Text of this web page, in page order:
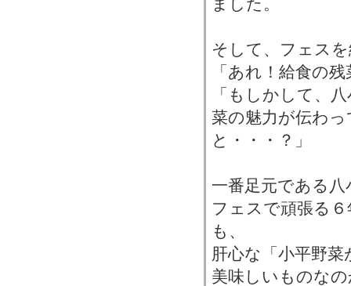
そして、フェス
「あれ！給食の
「もしかして、
菜の魅力が伝わ
と・・・？」
一番足元である
フェスで頑張る
も、
肝心な「小平野
美味しいものな